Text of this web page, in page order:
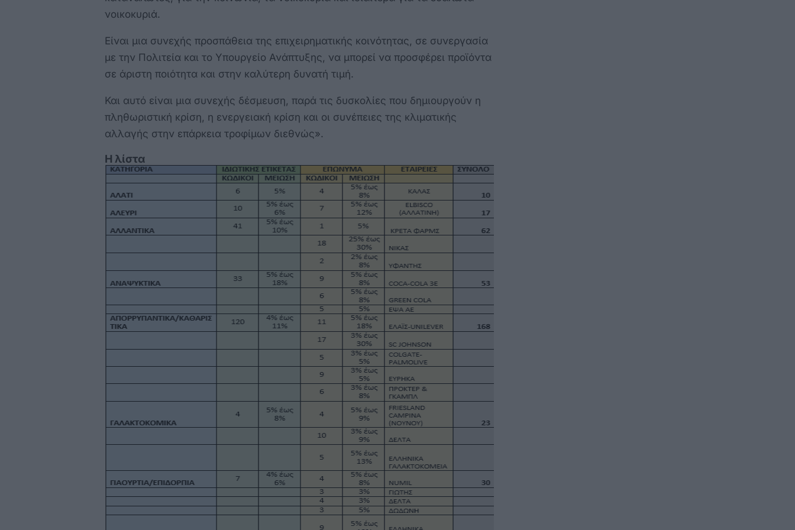
νοικοκυριά.
Είναι μια συνεχής προσπάθεια της επιχειρηματικής κοινότητας, σε συνεργασία
με την Πολιτεία και το Υπουργείο Ανάπτυξης, να μπορεί να προσφέρει προϊόντα
σε άριστη ποιότητα και στην καλύτερη δυνατή τιμή.
Και αυτό είναι μια συνεχής δέσμευση, παρά τις δυσκολίες που δημιουργούν η
πληθωριστική κρίση, η ενεργειακή κρίση και οι συνέπειες της κλιματικής
αλλαγής στην επάρκεια τροφίμων διεθνώς».
Η λίστα